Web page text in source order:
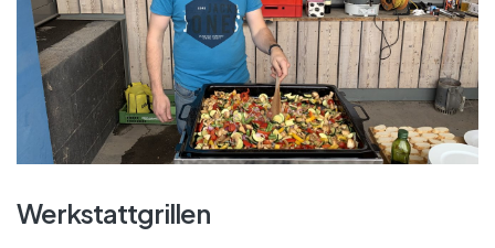
Werkstattgrillen